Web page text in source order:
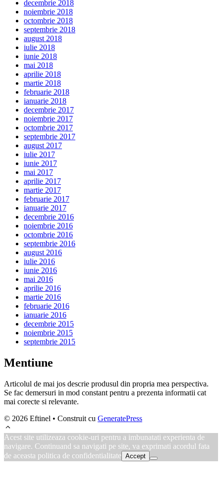
decembrie 2018
noiembrie 2018
octombrie 2018
septembrie 2018
august 2018
iulie 2018
iunie 2018
mai 2018
aprilie 2018
martie 2018
februarie 2018
ianuarie 2018
decembrie 2017
noiembrie 2017
octombrie 2017
septembrie 2017
august 2017
iulie 2017
iunie 2017
mai 2017
aprilie 2017
martie 2017
februarie 2017
ianuarie 2017
decembrie 2016
noiembrie 2016
octombrie 2016
septembrie 2016
august 2016
iulie 2016
iunie 2016
mai 2016
aprilie 2016
martie 2016
februarie 2016
ianuarie 2016
decembrie 2015
noiembrie 2015
septembrie 2015
Mentiune
Articolul de mai jos descrie produsul din propria mea perspectiva.
Se fac demersuri in mod constant pentru a prezenta informatii cat
mai corecte si relevante.
© 2026 Eftinel • Construit cu GeneratePress
Acest site utilizeaza cookie-uri pentru a imbunatati experienta de
navigare. Continuand sa navigati pe site, va exprimati acordul fata
de aceasta politica de confidentialitate Accept